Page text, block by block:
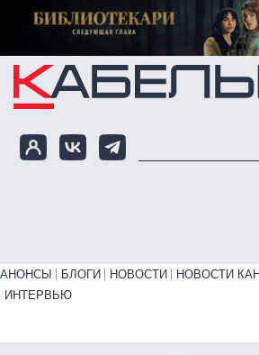
Перейти к основному содержанию
Primary links bottom
АНОНСЫ БЛОГИ НОВОСТИ НОВОСТИ
ИНТЕРВЬЮ